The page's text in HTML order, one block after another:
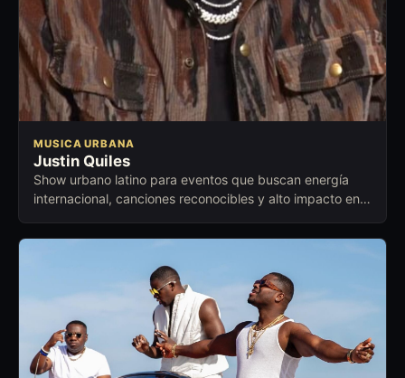
MUSICA URBANA
Justin Quiles
Show urbano latino para eventos que buscan energía
internacional, canciones reconocibles y alto impacto en